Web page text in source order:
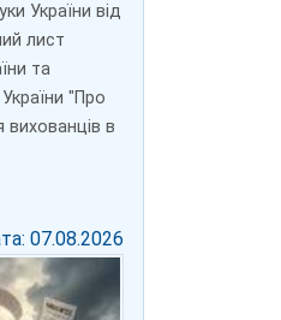
України від
лист
та
"Про
вихованців в
07.08.2026